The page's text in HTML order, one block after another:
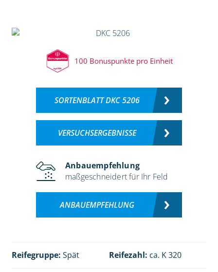
100 Bonuspunkte pro Einheit
SORTENBLATT DKC 5206
VERSUCHSERGEBNISSE
Anbauempfehlung
maßgeschneidert für Ihr Feld
ANBAUEMPFEHLUNG
Reifegruppe: Spät Reifezahl: ca. K 320